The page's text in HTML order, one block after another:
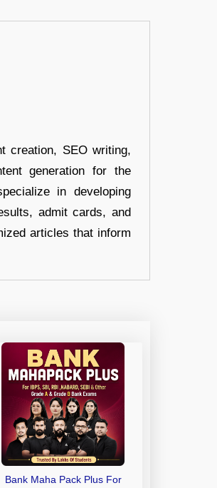
creation, SEO writing,
generation for the
in developing
admit cards, and
articles that inform
Bank Maha Pack Plus For